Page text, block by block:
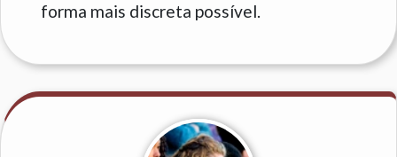
forma mais discreta possível.